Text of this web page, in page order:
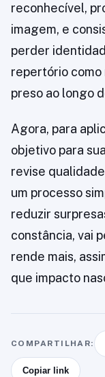
reconhecível,
imagem, e
perder
repertório como
preso ao longo
Agora, para
objetivo para
revise
um processo
reduzir
constância, vai
rende mais,
que impacto
COMPARTILHAR:
Copiar link